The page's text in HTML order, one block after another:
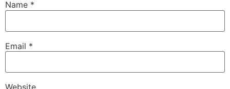
Name *
Email *